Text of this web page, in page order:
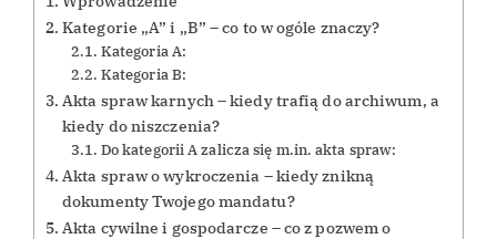
Kategorie „A” i „B” – co to w ogóle znaczy?
Kategoria A:
Kategoria B:
Akta spraw karnych – kiedy trafią do archiwum, a
kiedy do niszczenia?
Do kategorii A zalicza się m.in. akta spraw:
Akta spraw o wykroczenia – kiedy znikną
dokumenty Twojego mandatu?
Akta cywilne i gospodarcze – co z pozwem o